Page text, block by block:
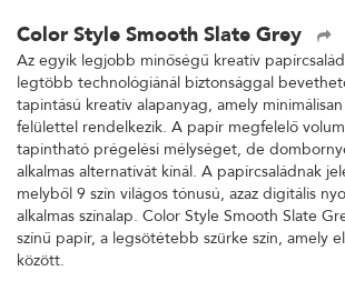
Color Style Smooth Slate Grey
Az egyik legjobb minőségű kreatív
legtöbb technológiánál biztonsággal
tapintású kreatív alapanyag, amely
felülettel rendelkezik. A papír megfelelő
tapintható prégelési mélységet, de
alkalmas alternatívát kínál. A papírcsaládnak
melyből 9 szín világos tónusú, azaz digitális
alkalmas színalap. Color Style Smooth Slate
színű papír, a legsötétebb szürke szín, amely
között.